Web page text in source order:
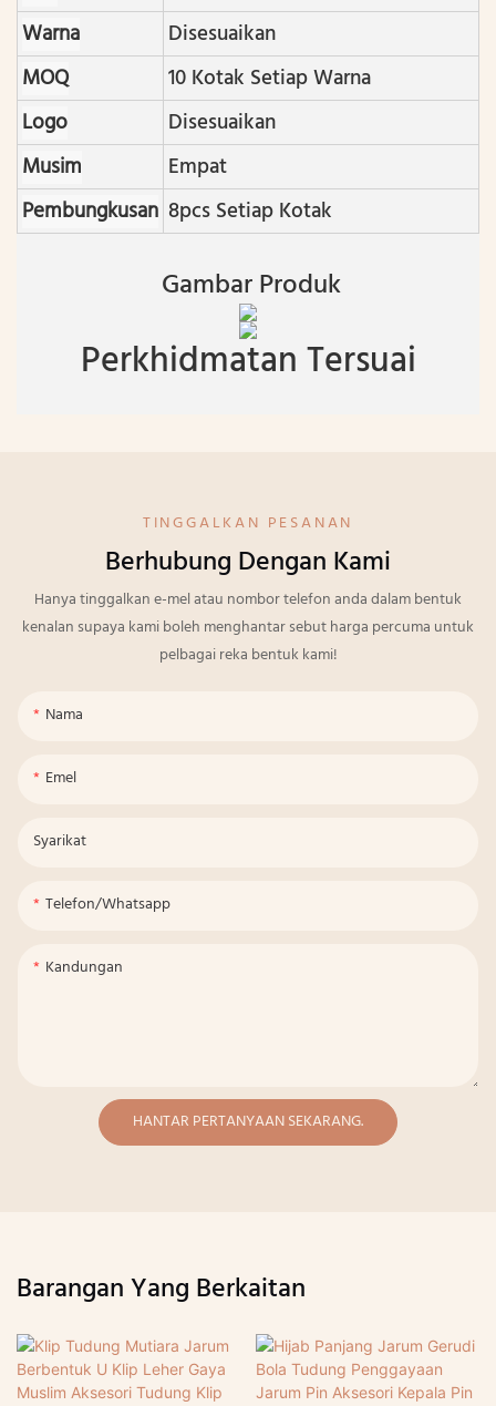
Warna
Disesuaikan
MOQ
10 Kotak Setiap Warna
Logo
Disesuaikan
Musim
Empat
Pembungkusan 8pcs Setiap Kotak
Gambar Produk
Perkhidmatan Tersuai
TINGGALKAN PESANAN
Berhubung Dengan Kami
Hanya tinggalkan e-mel atau nombor telefon anda dalam bentuk
kenalan supaya kami boleh menghantar sebut harga percuma untuk
pelbagai reka bentuk kami!
Nama
Emel
Syarikat
Telefon/whatsapp
Kandungan
HANTAR PERTANYAAN SEKARANG.
Barangan Yang Berkaitan